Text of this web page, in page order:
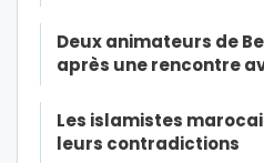
Deux animateurs de
après une rencontre
Les islamistes
leurs contradictions